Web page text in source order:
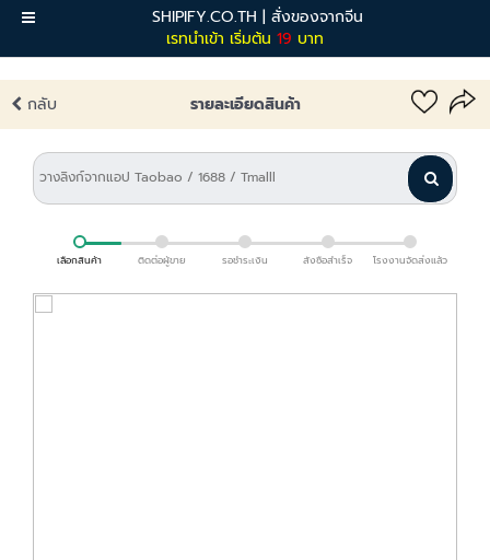
SHIPIFY.CO.TH | สั่งของจากจีน
เรทนำเข้า เริ่มต้น 19 บาท
เมนู
กลับ รายละเอียดสินค้า
เลือกสินค้า ติดต่อผู้ขาย รอชำระเงิน สั่งซื้อสำเร็จ โรงงานจัดส่งแล้ว